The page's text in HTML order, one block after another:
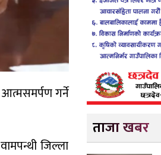
आत्मसमर्पण गर्ने
जिल्ला
ताजा खबर